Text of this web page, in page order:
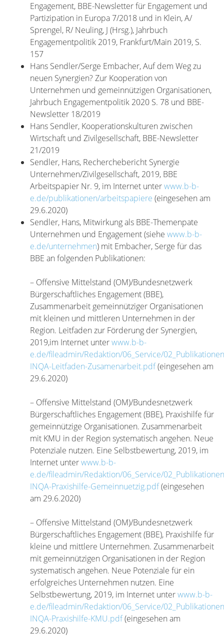
Engagement, BBE-Newsletter für Engagement und
Partizipation in Europa 7/2018 und in Klein, A/
Sprengel, R/ Neuling, J (Hrsg.), Jahrbuch
Engagementpolitik 2019, Frankfurt/Main 2019, S.
157
Hans Sendler/Serge Embacher, Auf dem Weg zu
neuen Synergien? Zur Kooperation von
Unternehmen und gemeinnützigen Organisationen,
Jahrbuch Engagementpolitik 2020 S. 78 und BBE-
Newsletter 18/2019
Hans Sendler, Kooperationskulturen zwischen
Wirtschaft und Zivilgesellschaft, BBE-Newsletter
21/2019
Sendler, Hans, Recherchebericht Synergie
Unternehmen/Zivilgesellschaft, 2019, BBE
Arbeitspapier Nr. 9, im Internet unterwww.b-b-
e.de/publikationen/arbeitspapiere (eingesehen am
29.6.2020)
Sendler, Hans, Mitwirkung als BBE-Themenpate
Unternehmen und Engagement (siehe www.b-b-
e.de/unternehmen) mit Embacher, Serge für das
BBE an folgenden Publikationen:
– Offensive Mittelstand (OM)/Bundesnetzwerk
Bürgerschaftliches Engagement (BBE),
Zusammenarbeit gemeinnütziger Organisationen
mit kleinen und mittleren Unternehmen in der
Region. Leitfaden zur Förderung der Synergien,
2019,im Internet unterwww.b-b-
e.de/fileadmin/Redaktion/06_Service/
INQA-Leitfaden-Zusamenarbeit.pdf(eingesehen am
29.6.2020)
– Offensive Mittelstand (OM)/Bundesnetzwerk
Bürgerschaftliches Engagement (BBE), Praxishilfe für
gemeinnützige Organisationen. Zusammenarbeit
mit KMU in der Region systematisch angehen. Neue
Potenziale nutzen. Eine Selbstbewertung, 2019, im
Internet unterwww.b-b-
e.de/fileadmin/Redaktion/06_Service/
INQA-Praxishilfe-Gemeinnuetzig.pdf(eingesehen
am 29.6.2020)
– Offensive Mittelstand (OM)/Bundesnetzwerk
Bürgerschaftliches Engagement (BBE), Praxishilfe für
kleine und mittlere Unternehmen. Zusammenarbeit
mit gemeinnützigen Organisationen in der Region
systematisch angehen. Neue Potenziale für ein
erfolgreiches Unternehmen nutzen. Eine
Selbstbewertung, 2019, im Internet unterwww.b-b-
e.de/fileadmin/Redaktion/06_Service/
INQA-Praxishilfe-KMU.pdf(eingesehen am
29.6.2020)